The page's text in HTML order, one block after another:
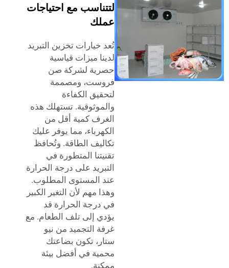
لتتناسب مع احتياجات
عملك
تُعد خيارات تخزين التبريد
لدينا ميزات قياسية
حصرية لشركة صن
فروست، ومصممة
لتحقيق الكفاءة
والموثوقية. تستهلك هذه
الغرف كمية أقل من
الكهرباء، مما يوفر عليك
تكاليف الطاقة. وتُحافظ
تقنيتنا المتطورة في
التبريد على درجة الحرارة
عند المستوى المطلوب.
وهذا مهم لأن التغير الكبير
في درجة الحرارة قد
يؤدي إلى تلف الطعام. مع
غرفة التجميد من نيو
ستار، تكون بضاعتك
محمية في أفضل بيئة